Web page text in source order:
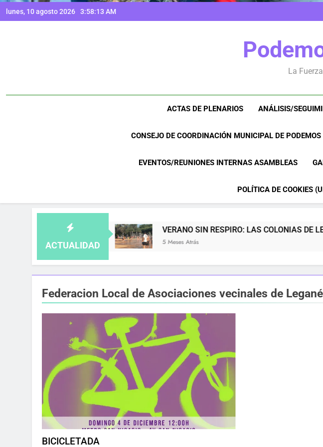
lunes, 10 agosto 2026 3:58:14 AM
La
ACTAS DE PLENARIOS ANÁLISIS/
CONSEJO DE COORDINACIÓN MUNICIPAL DE PODEMOS
EVENTOS/REUNIONES INTERNAS ASAMBLEAS
POLÍTICA DE COOKIES
ACTUALIDAD
VERANO SIN RESPIRO: LAS COLONIAS DE LEGANÉS SE
5 Meses Atrás
Federacion Local de Asociaciones vecinales de
BICICLETADA